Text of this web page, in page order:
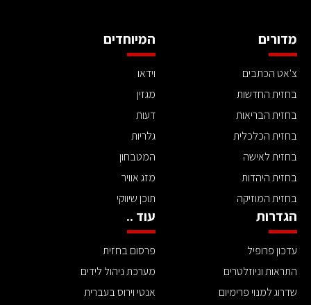
מדורים
צ'אט הכתבים
בחזית החדשות
בחזית הבריאות
בחזית הכלכלית
בחזית לאישה
בחזית היהדות
בחזית המוזיקה
המיוחדים
וידאו
מגזין
דעות
גלריות
המטבחון
מזג אוויר
תוכן שיווקי
הגדרות
עדכון פרופיל
התראות וניוזלטרים
שדרוג למנוי פרימיום
עוד ..
פרסום בחזית
מערכת ניהול לידים
אנטי וירוס בעברית